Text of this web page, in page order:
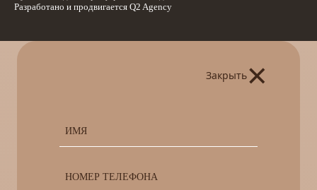
Разработано и продвигается Q2 Agency
Закрыть×